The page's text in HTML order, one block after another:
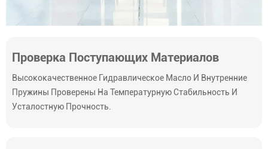
Проверка Поступающих Материалов
Высококачественное Гидравлическое Масло И Внутренние
Пружины Проверены На Температурную Стабильность И
Усталостную Прочность.